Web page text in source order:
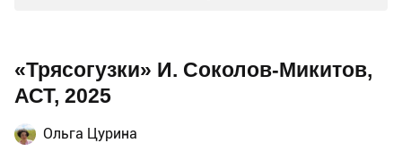
«Трясогузки» И. Соколов-Микитов,
АСТ, 2025
Ольга Цурина